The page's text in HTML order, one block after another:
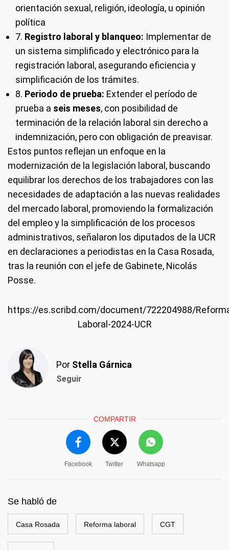
orientación sexual, religión, ideología, u opinión
política
7. Registro laboral y blanqueo: Implementar de
un sistema simplificado y electrónico para la
registración laboral, asegurando eficiencia y
simplificación de los trámites.
8. Periodo de prueba: Extender el período de
prueba a seis meses, con posibilidad de
terminación de la relación laboral sin derecho a
indemnización, pero con obligación de preavisar.
Estos puntos reflejan un enfoque en la
modernización de la legislación laboral, buscando
equilibrar los derechos de los trabajadores con las
necesidades de adaptación a las nuevas realidades
del mercado laboral, promoviendo la formalización
del empleo y la simplificación de los procesos
administrativos, señalaron los diputados de la UCR
en declaraciones a periodistas en la Casa Rosada,
tras la reunión con el jefe de Gabinete, Nicolás
Posse.
https://es.scribd.com/document/722204988/
Laboral-2024-UCR
Por Stella Gárnica
Seguir
COMPARTIR
Facebook Twitter Whatsapp
Se habló de
Casa Rosada Reforma laboral CGT